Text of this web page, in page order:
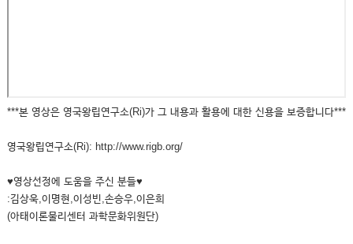
***본 영상은 영국왕립연구소(Ri)가 그 내용과 활용에 대한 신용을 보증합니다***
영국왕립연구소(Ri): http://www.rigb.org/
♥영상선정에 도움을 주신 분들♥
:김상욱,이명현,이성빈,손승우,이은희
(아태이론물리센터 과학문화위원단)